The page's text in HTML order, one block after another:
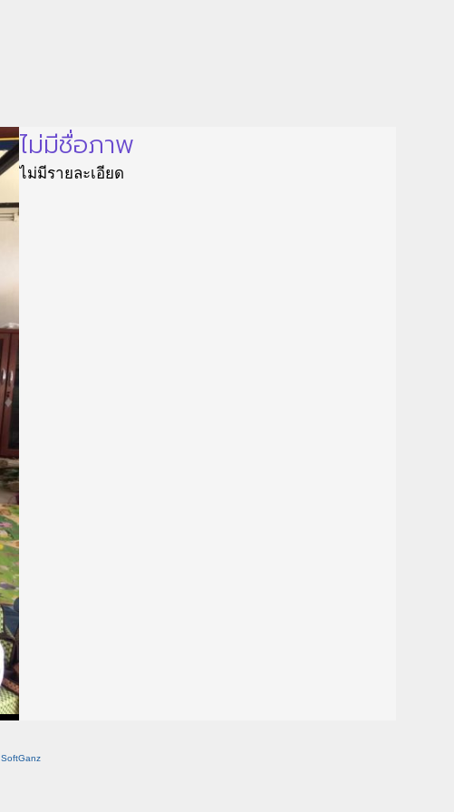
ไม่มีชื่อภาพ
ไม่มีรายละเอียด
SoftGanz